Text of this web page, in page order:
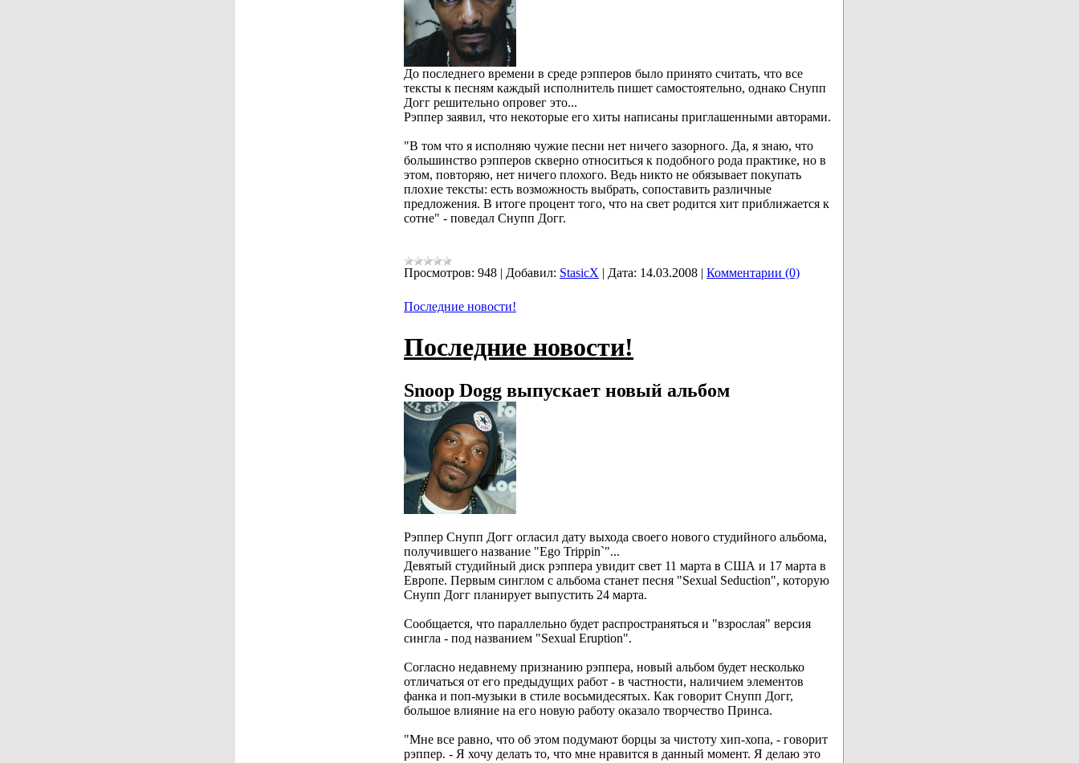
До последнего времени в среде рэпперов было принято считать, что все
тексты к песням каждый исполнитель пишет самостоятельно, однако Снупп
Догг решительно опровег это...
Рэппер заявил, что некоторые его хиты написаны приглашенными авторами.
"В том что я исполняю чужие песни нет ничего зазорного. Да, я знаю, что
большинство рэпперов скверно относиться к подобного рода практике, но в
этом, повторяю, нет ничего плохого. Ведь никто не обязывает покупать
плохие тексты: есть возможность выбрать, сопоставить различные
предложения. В итоге процент того, что на свет родится хит приближается к
сотне" - поведал Снупп Догг.
Просмотров: 948 | Добавил: StasicX | Дата: 14.03.2008 | Комментарии (0)
Последние новости!
Последние новости!
Snoop Dogg выпускает новый альбом
Рэппер Снупп Догг огласил дату выхода своего нового студийного альбома,
получившего название "Ego Trippin`"...
Девятый студийный диск рэппера увидит свет 11 марта в США и 17 марта в
Европе. Первым синглом с альбома станет песня "Sexual Seduction", которую
Снупп Догг планирует выпустить 24 марта.
Сообщается, что параллельно будет распространяться и "взрослая" версия
сингла - под названием "Sexual Eruption".
Согласно недавнему признанию рэппера, новый альбом будет несколько
отличаться от его предыдущих работ - в частности, наличием элементов
фанка и поп-музыки в стиле восьмидесятых. Как говорит Снупп Догг,
большое влияние на его новую работу оказало творчество Принса.
"Мне все равно, что об этом подумают борцы за чистоту хип-хопа, - говорит
рэппер. - Я хочу делать то, что мне нравится в данный момент. Я делаю это